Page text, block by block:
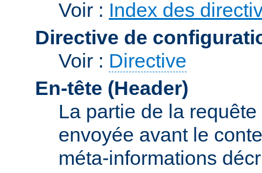
Voir : Index des
Directive de
Voir : Directive
En-tête (Header)
La partie de la
envoyée avant le
méta-informations